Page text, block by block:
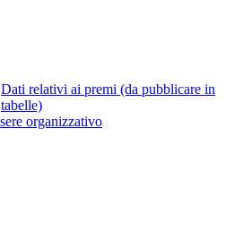
Dati relativi ai premi (da pubblicare in
tabelle)
organizzativo